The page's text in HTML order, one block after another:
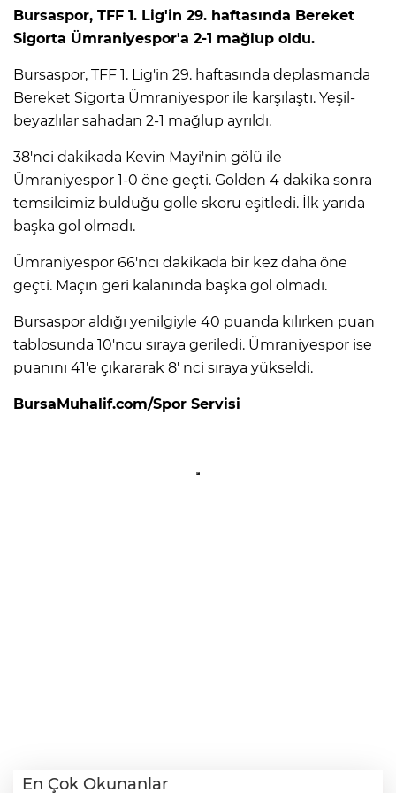
Bursaspor, TFF 1. Lig'in 29. haftasında Bereket
Sigorta Ümraniyespor'a 2-1 mağlup oldu.
Bursaspor, TFF 1. Lig'in 29. haftasında deplasmanda
Bereket Sigorta Ümraniyespor ile karşılaştı. Yeşil-
beyazlılar sahadan 2-1 mağlup ayrıldı.
38'nci dakikada Kevin Mayi'nin gölü ile
Ümraniyespor 1-0 öne geçti. Golden 4 dakika sonra
temsilcimiz bulduğu golle skoru eşitledi. İlk yarıda
başka gol olmadı.
Ümraniyespor 66'ncı dakikada bir kez daha öne
geçti. Maçın geri kalanında başka gol olmadı.
Bursaspor aldığı yenilgiyle 40 puanda kılırken puan
tablosunda 10'ncu sıraya geriledi. Ümraniyespor ise
puanını 41'e çıkararak 8' nci sıraya yükseldi.
BursaMuhalif.com/Spor Servisi
En Çok Okunanlar